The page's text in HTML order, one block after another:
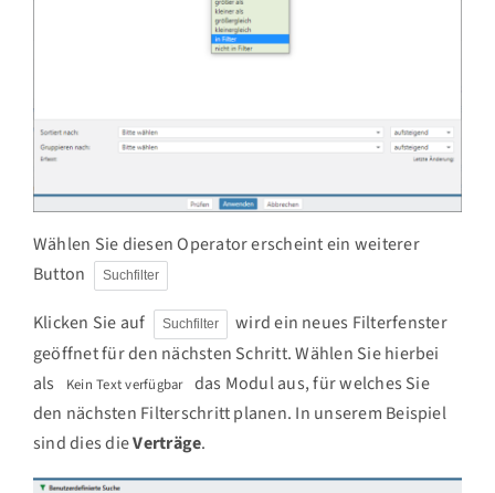
Wählen Sie diesen Operator erscheint ein weiterer
Button
Suchfilter
Klicken Sie auf Suchfilter
wird ein neues Filterfenster
geöffnet für den nächsten Schritt. Wählen Sie hierbei
als
Kein Text verfügbar das Modul aus, für welches Sie
den nächsten Filterschritt planen. In unserem Beispiel
sind dies dieVerträge.